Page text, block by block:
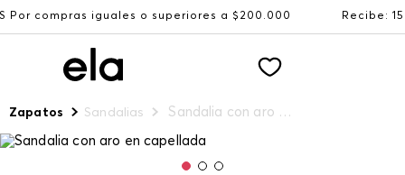
iguales o superiores a $200.000 Recibe: 15%OFF
Zapatos Sandalias Sandalia con aro en capellada